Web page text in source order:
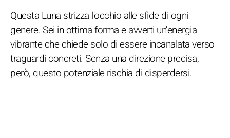
Questa Luna strizza l'occhio alle sfide di ogni
genere. Sei in ottima forma e avverti un'energia
vibrante che chiede solo di essere incanalata verso
traguardi concreti. Senza una direzione precisa,
però, questo potenziale rischia di disperdersi.